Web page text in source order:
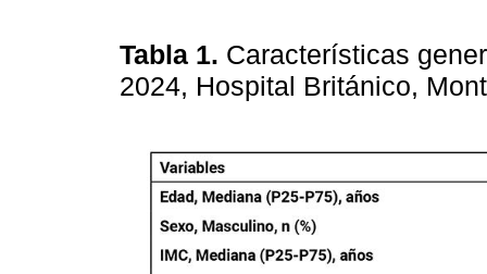
Tabla 1. Características
2024, Hospital Británico,